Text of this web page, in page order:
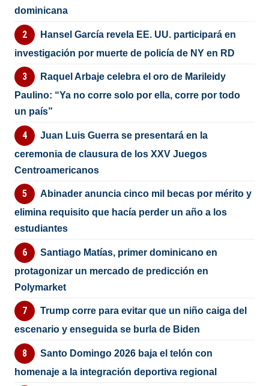
dominicana
Hansel García revela EE. UU. participará en
investigación por muerte de policía de NY en RD
Raquel Arbaje celebra el oro de Marileidy
Paulino: “Ya no corre solo por ella, corre por todo
un país”
Juan Luis Guerra se presentará en la
ceremonia de clausura de los XXV Juegos
Centroamericanos
Abinader anuncia cinco mil becas por mérito y
elimina requisito que hacía perder un año a los
estudiantes
Santiago Matías, primer dominicano en
protagonizar un mercado de predicción en
Polymarket
Trump corre para evitar que un niño caiga del
escenario y enseguida se burla de Biden
Santo Domingo 2026 baja el telón con
homenaje a la integración deportiva regional